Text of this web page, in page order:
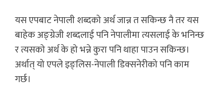
यस एपबाट नेपाली शब्दको अर्थ जान्न त सकिन्छ नै तर यस
बाहेक अङ्ग्रेजी शब्दलाई पनि नेपालीमा त्यसलाई के भनिन्छ
र त्यसको अर्थ के हो भन्ने कुरा पनि थाहा पाउन सकिन्छ।
अर्थात् यो एपले इङ्लिस-नेपाली डिक्सनेरीको पनि काम
गर्छ।